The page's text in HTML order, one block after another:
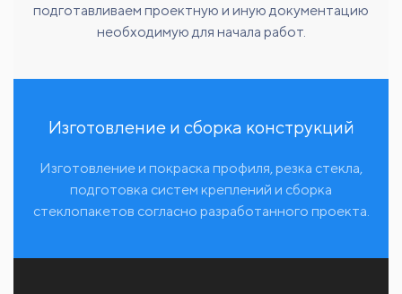
подготавливаем проектную и иную документацию
необходимую для начала работ.
Изготовление и сборка конструкций
Изготовление и покраска профиля, резка стекла,
подготовка систем креплений и сборка
стеклопакетов согласно разработанного проекта.